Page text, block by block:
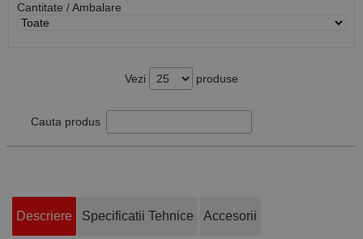
Cantitate / Ambalare
Vezi produse
Cauta produs
Descriere Specificatii Tehnice Accesorii